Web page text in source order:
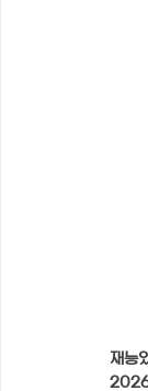
재능